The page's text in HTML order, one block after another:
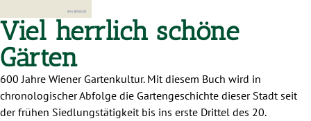
Viel herrlich schöne
Gärten
600 Jahre Wiener Gartenkultur. Mit diesem Buch wird in
chronologischer Abfolge die Gartengeschichte dieser Stadt seit
der frühen Siedlungstätigkeit bis ins erste Drittel des 20.